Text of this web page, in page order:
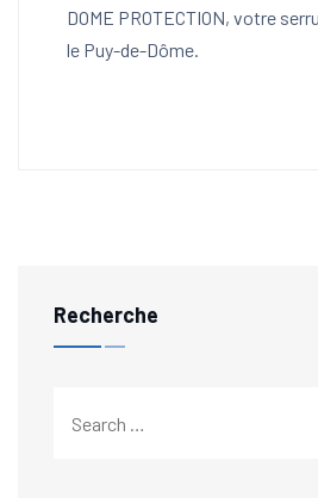
DOME PROTECTION, votre
le Puy-de-Dôme.
Recherche